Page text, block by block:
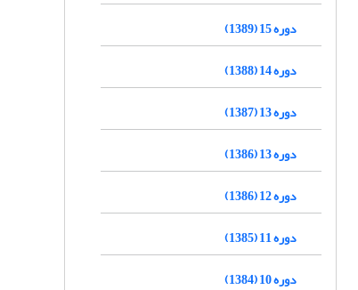
دوره 15 (1389)
دوره 14 (1388)
دوره 13 (1387)
دوره 13 (1386)
دوره 12 (1386)
دوره 11 (1385)
دوره 10 (1384)